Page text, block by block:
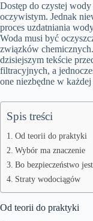
Dostęp do czystej
oczywistym. Jednak
proces uzdatniania
Woda musi być
związków
dzisiejszym tekście
filtracyjnych, a
one niezbędne w
Spis treści
Od teorii do praktyki
Wybór ma znaczenie
Bo bezpieczeństwo
Straty wodociągów
Od teorii do praktyki